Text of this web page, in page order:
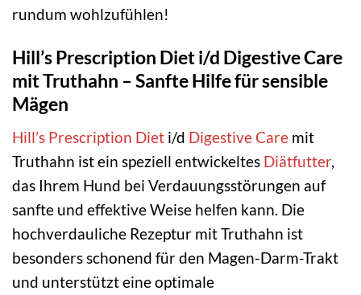
rundum wohlzufühlen!
Hill’s Prescription Diet i/d Digestive Care
mit Truthahn – Sanfte Hilfe für sensible
Mägen
Hill’s Prescription Diet i/d Digestive Care mit
Truthahn ist ein speziell entwickeltes Diätfutter,
das Ihrem Hund bei Verdauungsstörungen auf
sanfte und effektive Weise helfen kann. Die
hochverdauliche Rezeptur mit Truthahn ist
besonders schonend für den Magen-Darm-Trakt
und unterstützt eine optimale